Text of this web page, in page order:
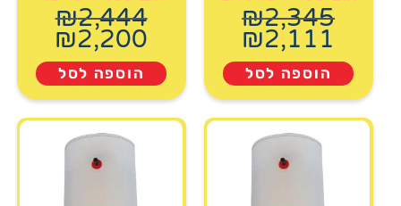
₪2,345
₪2,111
הוספה לסל
₪2,444
₪2,200
הוספה לסל